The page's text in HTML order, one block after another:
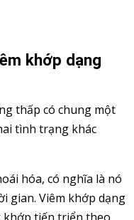
khớp dạng
thấp có chung một
tình trạng khác
hóa, có nghĩa là nó
gian. Viêm khớp dạng